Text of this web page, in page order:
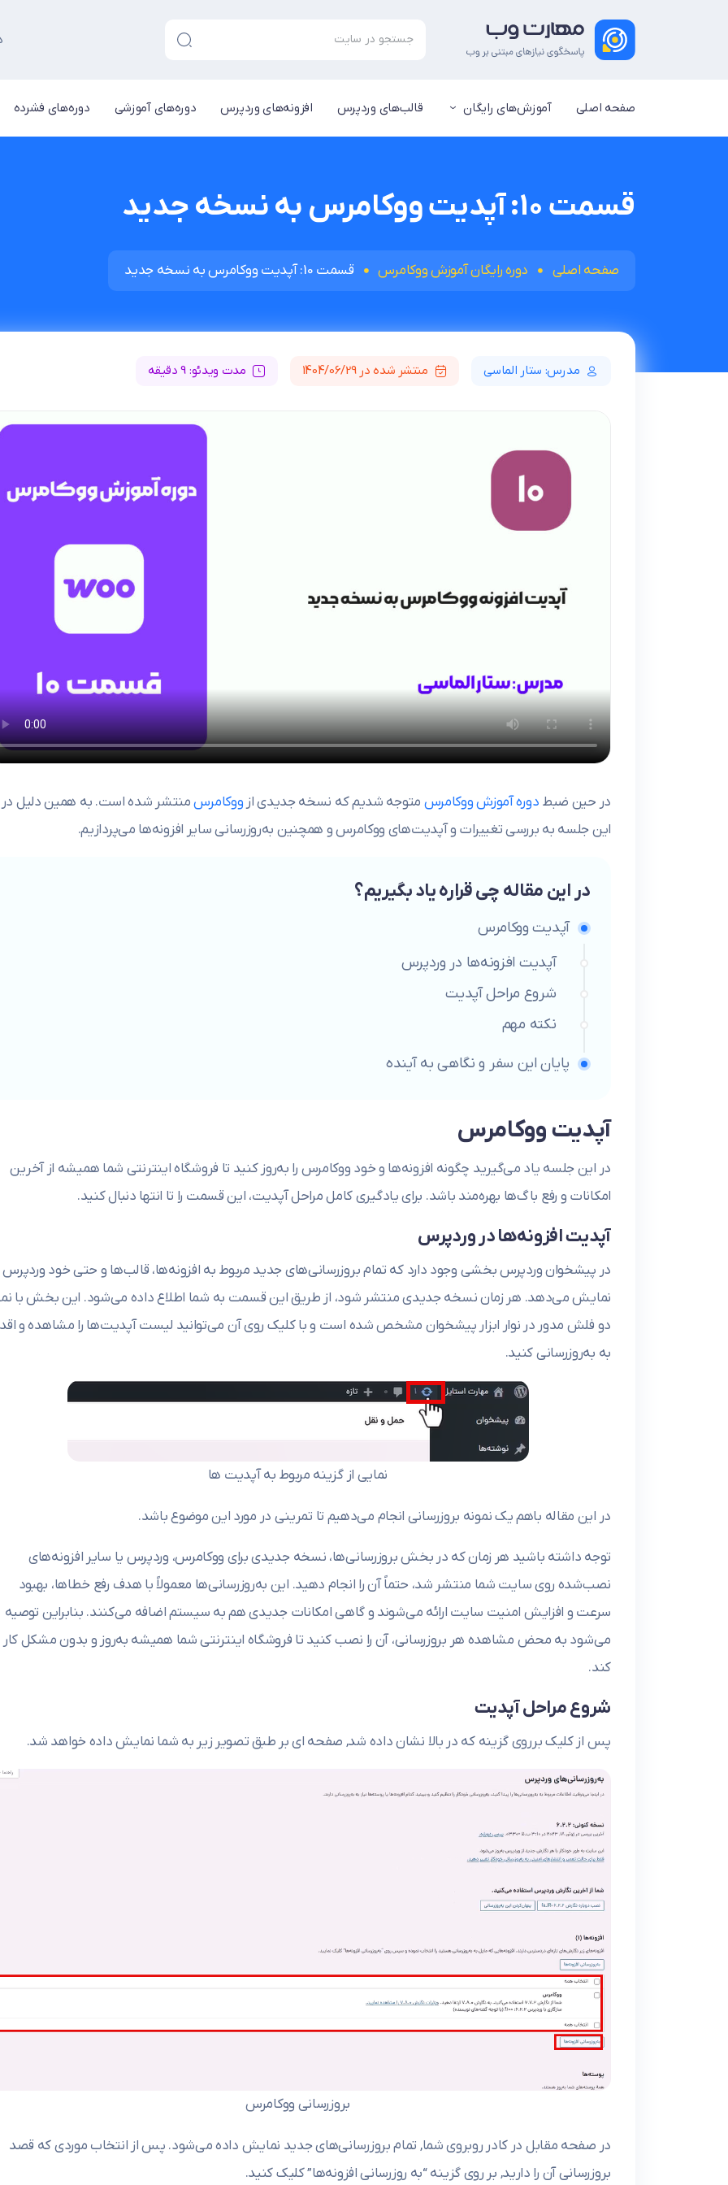
صفحه اصلی آموزش‌های رایگان قالب‌های وردپرس افزونه‌های وردپرس دوره‌های آموزشی دوره‌های فشرده
قسمت 10: آپدیت ووکامرس به نسخه جدید
صفحه اصلی دوره رایگان آموزش ووکامرس قسمت 10: آپدیت ووکامرس به نسخه جدید
مدرس: ستار الماسی منتشر شده در 1404/06/29 مدت ویدئو: 9 دقیقه
در حین ضبط دوره آموزش ووکامرس متوجه شدیم که نسخه جدیدی از ووکامرسمنتشر شده است. به همین دلیل در
این جلسه به بررسی تغییرات و آپدیت‌های ووکامرس و همچنین به‌روزرسانی سایر افزونه‌ها می‌پردازیم.
در این مقاله چی قراره یاد بگیریم؟
آپدیت ووکامرس
آپدیت افزونه‌ها در وردپرس
شروع مراحل آپدیت
نکته مهم
پایان این سفر و نگاهی به آینده
آپدیت ووکامرس
در این جلسه یاد می‌گیرید چگونه افزونه‌ها و خود ووکامرس را به‌روز کنید تا فروشگاه اینترنتی شما همیشه از آخرین
امکانات و رفع باگ‌ها بهره‌مند باشد. برای یادگیری کامل مراحل آپدیت، این قسمت را تا انتها دنبال کنید.
آپدیت افزونه‌ها در وردپرس
در پیشخوان وردپرس بخشی وجود دارد که تمام بروزرسانی‌های جدید مربوط به افزونه‌ها، قالب‌ها و حتی خود وردپرس
نمایش می‌دهد. هر زمان نسخه جدیدی منتشر شود، از طریق این قسمت به شما اطلاع داده می‌شود. این بخش با
دو فلش مدور در نوار ابزار پیشخوان مشخص شده است و با کلیک روی آن می‌توانید لیست آپدیت‌ها را مشاهده و
به به‌روزرسانی کنید.
نمایی از گزینه مربوط به آپدیت ها
در این مقاله باهم یک نمونه بروزرسانی انجام می‌دهیم تا تمرینی در مورد این موضوع باشد.
توجه داشته باشید هر زمان که در بخش بروزرسانی‌ها، نسخه جدیدی برای ووکامرس، وردپرس یا سایر افزونه‌های
نصب‌شده روی سایت شما منتشر شد، حتماً آن را انجام دهید. این به‌روزرسانی‌ها معمولاً با هدف رفع خطاها، بهبود
سرعت و افزایش امنیت سایت ارائه می‌شوند و گاهی امکانات جدیدی هم به سیستم اضافه می‌کنند. بنابراین توصیه
می‌شود به محض مشاهده هر بروزرسانی، آن را نصب کنید تا فروشگاه اینترنتی شما همیشه به‌روز و بدون مشکل کار
کند.
شروع مراحل آپدیت
پس از کلیک برروی گزینه که در بالا نشان داده شد, صفحه ای بر طبق تصویر زیر به شما نمایش داده خواهد شد.
بروزرسانی ووکامرس
در صفحه مقابل در کادر روبروی شما, تمام بروزرسانی‌های جدید نمایش داده می‌شود. پس از انتخاب موردی که قصد
بروزرسانی آن را دارید, بر روی گزینه “به روزرسانی افزونه‌ها” کلیک کنید.